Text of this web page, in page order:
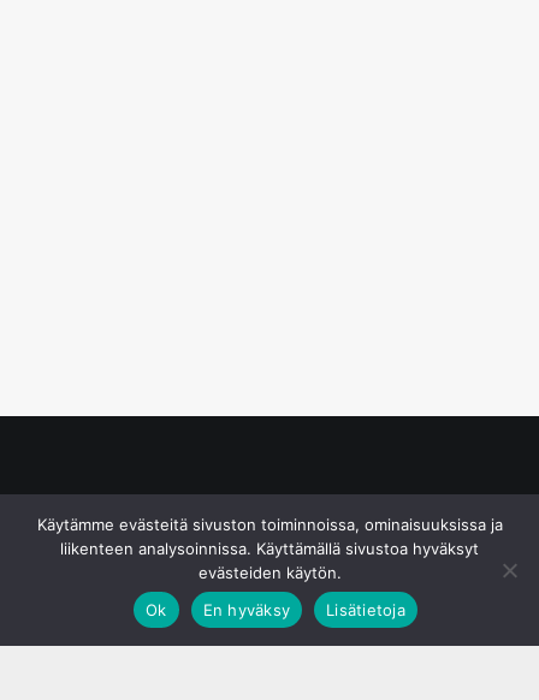
Käytämme evästeitä sivuston toiminnoissa, ominaisuuksissa ja
liikenteen analysoinnissa. Käyttämällä sivustoa hyväksyt
evästeiden käytön.
Ok
En hyväksy Lisätietoja